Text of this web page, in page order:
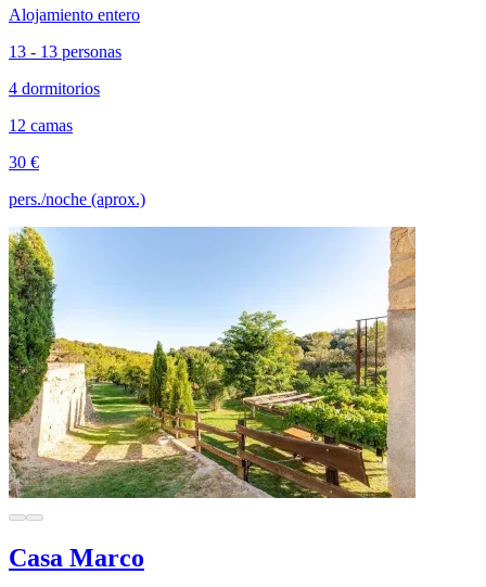
Alojamiento entero
13 - 13 personas
4 dormitorios
12 camas
30 €
pers./noche (aprox.)
Casa Marco